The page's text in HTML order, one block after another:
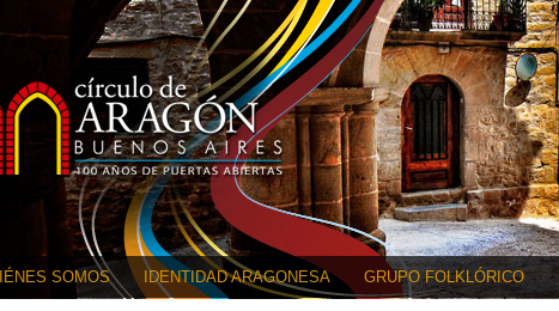
SOMOS IDENTIDAD ARAGONESA GRUPO FOLKLÓRICO